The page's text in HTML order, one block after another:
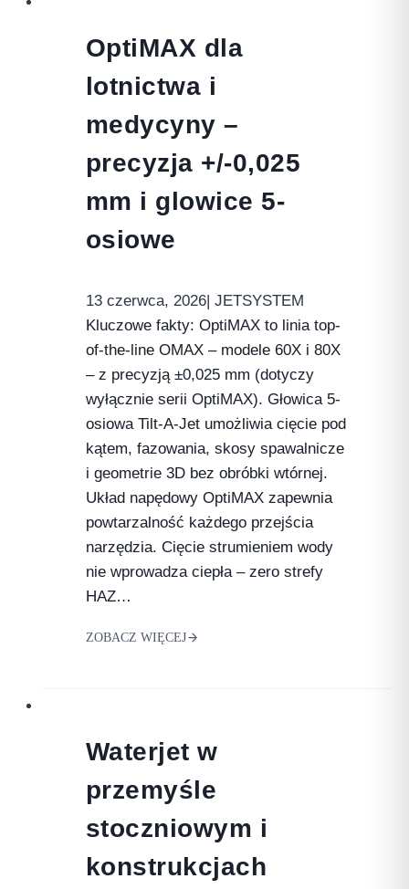
OptiMAX dla
lotnictwa i
medycyny –
precyzja +/-0,025
mm i glowice 5-
osiowe
13 czerwca, 2026| JETSYSTEM
Kluczowe fakty: OptiMAX to linia top-
of-the-line OMAX – modele 60X i 80X
– z precyzją ±0,025 mm (dotyczy
wyłącznie serii OptiMAX). Głowica 5-
osiowa Tilt-A-Jet umożliwia cięcie pod
kątem, fazowania, skosy spawalnicze
i geometrie 3D bez obróbki wtórnej.
Układ napędowy OptiMAX zapewnia
powtarzalność każdego przejścia
narzędzia. Cięcie strumieniem wody
nie wprowadza ciepła – zero strefy
HAZ…
ZOBACZ WIĘCEJ
Waterjet w
przemyśle
stoczniowym i
konstrukcjach